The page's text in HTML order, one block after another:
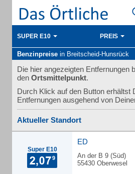
SUPER E10 PREIS
Benzinpreise in Breitscheid-Hunsrück
Die hier angezeigten Entfernungen
den Ortsmittelpunkt.
Durch Klick auf den Button erhältst
Entfernungen ausgehend von
Aktueller Standort
Super E10
ED
An der B 9 (Süd)
55430 Oberwesel